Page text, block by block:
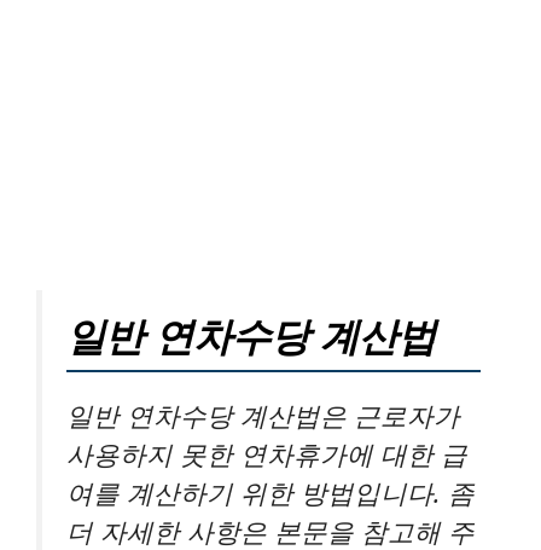
일반 연차수당 계산법
일반 연차수당 계산법은 근로자가
사용하지 못한 연차휴가에 대한 급
여를 계산하기 위한 방법입니다. 좀
더 자세한 사항은 본문을 참고해 주